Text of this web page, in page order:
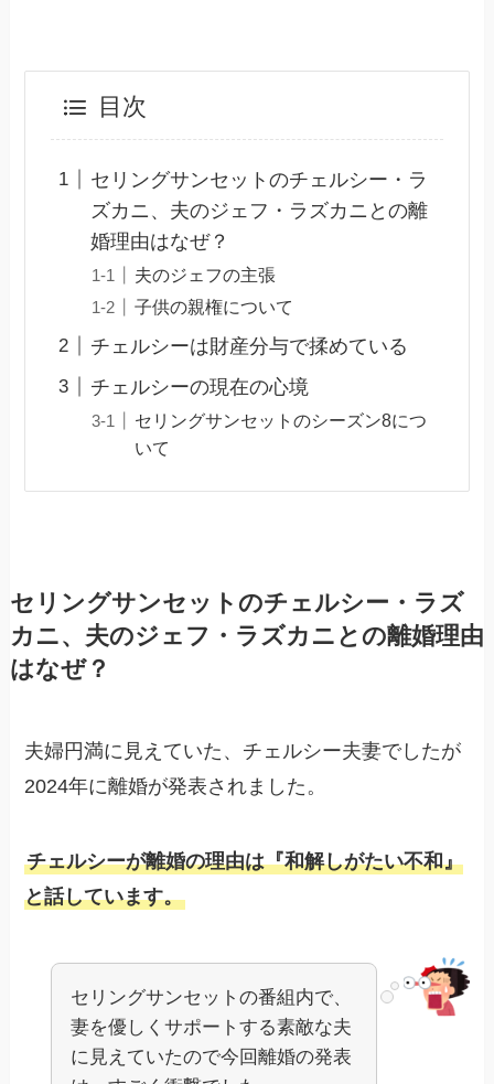
目次
セリングサンセットのチェルシー・ラ
ズカニ、夫のジェフ・ラズカニとの離
婚理由はなぜ？
夫のジェフの主張
子供の親権について
チェルシーは財産分与で揉めている
チェルシーの現在の心境
セリングサンセットのシーズン8につ
いて
セリングサンセットのチェルシー・ラズ
カニ、夫のジェフ・ラズカニとの離婚理由
はなぜ？
夫婦円満に見えていた、チェルシー夫妻でしたが
2024年に離婚が発表されました。
チェルシーが離婚の理由は『和解しがたい不和』
と話しています。
セリングサンセットの番組内で、
妻を優しくサポートする素敵な夫
に見えていたので今回離婚の発表